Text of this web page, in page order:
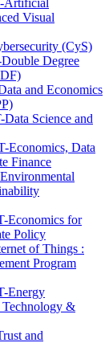
Artificial
Visual
(CyS)
Degree
and Economics
Science and
Economics, Data
Finance
Economics for
Policy
of Things :
Program
Energy
Technology &
and